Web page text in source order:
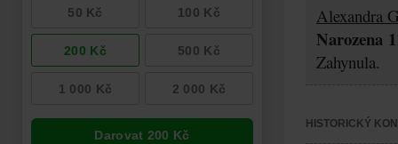
Alexandra
Narozena
Zahynula.
HISTORICKÝ